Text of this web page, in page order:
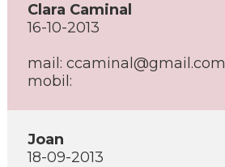
Clara Caminal
16-10-2013
mail: ccaminal@gmail.com
mobil:
Joan
18-09-2013